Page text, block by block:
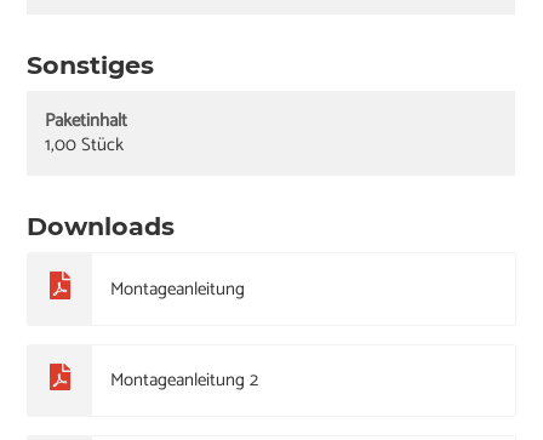
Sonstiges
Paketinhalt
1,00 Stück
Downloads
Montageanleitung
Montageanleitung 2